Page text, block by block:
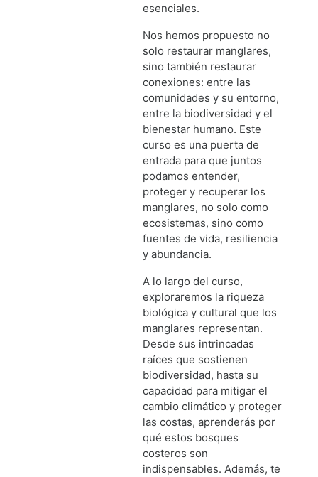
esenciales.
Nos hemos propuesto no
solo restaurar manglares,
sino también restaurar
conexiones: entre las
comunidades y su entorno,
entre la biodiversidad y el
bienestar humano. Este
curso es una puerta de
entrada para que juntos
podamos entender,
proteger y recuperar los
manglares, no solo como
ecosistemas, sino como
fuentes de vida, resiliencia
y abundancia.
A lo largo del curso,
exploraremos la riqueza
biológica y cultural que los
manglares representan.
Desde sus intrincadas
raíces que sostienen
biodiversidad, hasta su
capacidad para mitigar el
cambio climático y proteger
las costas, aprenderás por
qué estos bosques
costeros son
indispensables. Además, te